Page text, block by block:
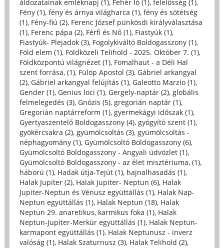
áldozatainak emléknapj (1), Fehér ló (1), felelősség (1),
Fény (1), fény és árnya világharca (1), fény és sötétség
(1), Fény-fiú (2), Ferenc József pünkösdi királyválasztása
(1), Ferenc pápa (2), Férfi és Nő (1), Fiastyúk (1),
Fiastyúk- Plejadok (3), Fogolykiváltó Boldogasszony (1),
Föld elem (1), Földközeli Telihold - 2025. Október 7. (1),
Földközpontú világnézet (1), Fomalhaut - a Déli Hal
szent forrása, (1), Fülöp Apostol (3), Gábriel arkangyal
(2), Gábriel arkangyal felújítás (1), Galeotto Marzio (1),
Gender (1), Genius loci (1), Gergely-naptár (2), globális
felmelegedés (3), Gnózis (5), gregorián naptár (1),
Gregorián naptárreform (1), gyermekágyi időszak (1),
Gyertyaszentelő Boldogasszony (4), gyógyító szent (1),
gyökércsakra (2), gyümölcsoltás (3), gyümölcsoltás -
néphagyomány (1), Gyümölcsoltó Boldogasszony (6),
Gyümölcsoltó Boldogasszony - Angyali üdvözlet (1),
Gyümölcsoltó Boldogasszony - az élet misztériuma, (1),
háború (1), Hadak útja-Tejút (1), hajnalhasadás (1),
Halak Jupiter (2), Halak Jupiter- Neptun (6), Halak
Jupiter-Neptun és Vénusz együttállás (1), Halak Nap-
Neptun együttállás (1), Halak Neptun (18), Halak
Neptun 29. anaretikus, karmikus foka (1), Halak
Neptun-Jupiter-Merkúr együttállás (1), Halak Neptun-
karmapont együttállás (1), Halak Neptunusz - inverz
valóság (1), Halak Szaturnusz (3), Halak Telihold (2),